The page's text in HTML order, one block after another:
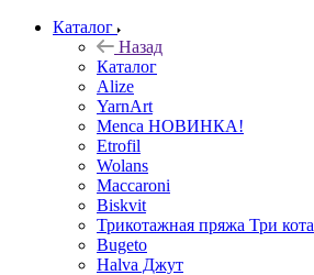
Каталог
Назад
Каталог
Alize
YarnArt
Menca НОВИНКА!
Etrofil
Wolans
Maccaroni
Biskvit
Трикотажная пряжа Три кота
Bugeto
Halva Джут